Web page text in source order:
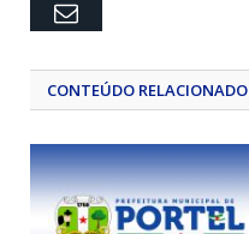
Email
CONTEÚDO RELACIONADO